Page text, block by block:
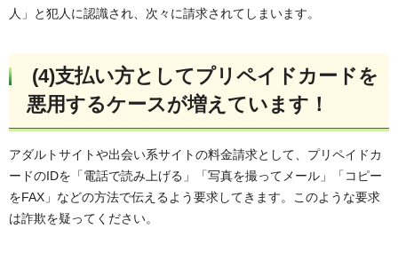
人」と犯人に認識され、次々に請求されてしまいます。
(4)支払い方としてプリペイドカードを
悪用するケースが増えています！
アダルトサイトや出会い系サイトの料金請求として、プリペイドカ
ードのIDを「電話で読み上げる」「写真を撮ってメール」「コピー
をFAX」などの方法で伝えるよう要求してきます。このような要求
は詐欺を疑ってください。